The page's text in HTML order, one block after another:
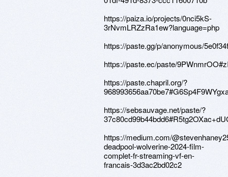
https://paiza.io/projects/0nci5kS-
3rNvmLRZzRa1ew?language=php
https://paste.gg/p/anonymous/
https://paste.ec/paste/
https://paste.chapril.org/?
https://sebsauvage.net/paste/?
https://medium.com/
deadpool-wolverine-2024-film-
complet-fr-streaming-vf-en-
francais-3d3ac2bd02c2